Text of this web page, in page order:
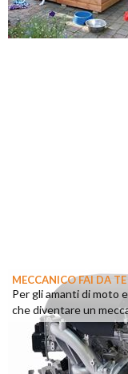
MECCANICO FAI DA TE
Per gli amanti di moto
che diventare un